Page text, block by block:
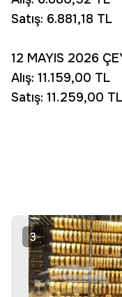
Satış: 6.881,18 TL
12 MAYIS 2026
Alış: 11.159,00 TL
Satış: 11.259,00 TL
3